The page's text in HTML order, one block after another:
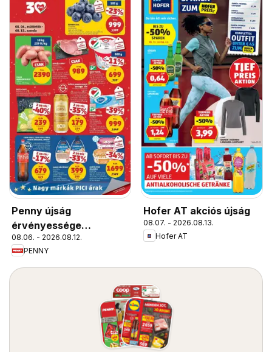
Penny újság
érvényessége
2026.08.12-ig
08.06. - 2026.08.12.
PENNY
Hofer AT akciós újság
08.07. - 2026.08.13.
Hofer AT